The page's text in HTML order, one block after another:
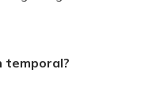
temporal?